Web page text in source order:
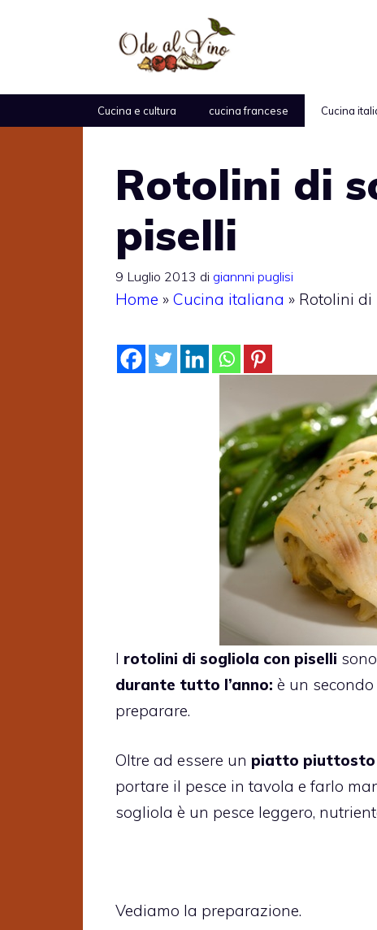
Cucina e cultura cucina francese Cucina
Rotolini di
piselli
9 Luglio 2013 di giannni puglisi
Home » Cucina italiana » Rotolini di
I rotolini di sogliola con piselli
durante tutto l’anno: è un
preparare.
Oltre ad essere un piatto piuttosto
portare il pesce in tavola e farlo
sogliola è un pesce leggero,
Vediamo la preparazione.